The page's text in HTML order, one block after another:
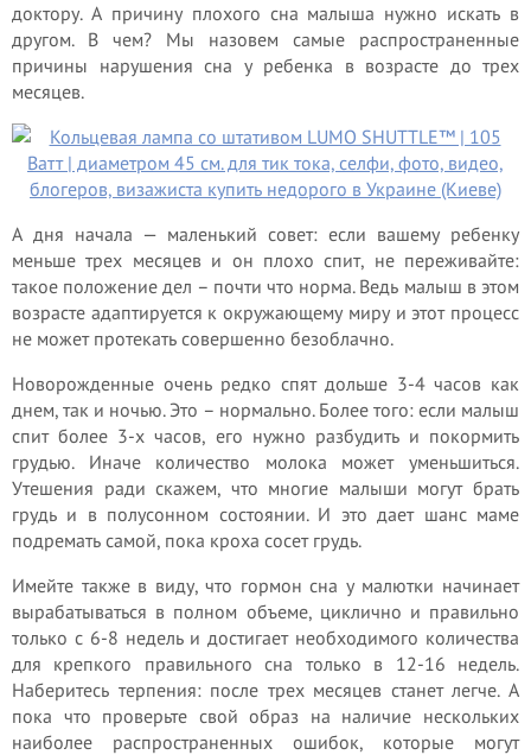
доктору. А причину плохого сна малыша нужно искать в
другом. В чем? Мы назовем самые распространенные
причины нарушения сна у ребенка в возрасте до трех
месяцев.
А дня начала — маленький совет: если вашему ребенку
меньше трех месяцев и он плохо спит, не переживайте:
такое положение дел – почти что норма. Ведь малыш в этом
возрасте адаптируется к окружающему миру и этот процесс
не может протекать совершенно безоблачно.
Новорожденные очень редко спят дольше 3-4 часов как
днем, так и ночью. Это – нормально. Более того: если малыш
спит более 3-х часов, его нужно разбудить и покормить
грудью. Иначе количество молока может уменьшиться.
Утешения ради скажем, что многие малыши могут брать
грудь и в полусонном состоянии. И это дает шанс маме
подремать самой, пока кроха сосет грудь.
Имейте также в виду, что гормон сна у малютки начинает
вырабатываться в полном объеме, циклично и правильно
только с 6-8 недель и достигает необходимого количества
для крепкого правильного сна только в 12-16 недель.
Наберитесь терпения: после трех месяцев станет легче. А
пока что проверьте свой образ на наличие нескольких
наиболее распространенных ошибок, которые могут